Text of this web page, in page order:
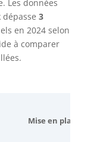
Les données
3
en 2024 selon
à comparer
Mise en place